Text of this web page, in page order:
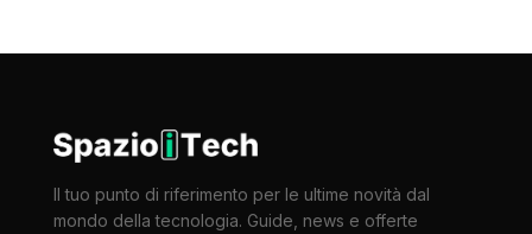
Il tuo punto di riferimento per le ultime novità dal
mondo della tecnologia. Guide, news e offerte